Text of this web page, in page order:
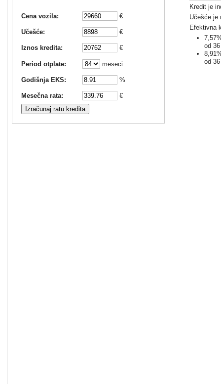
Cena vozila: €
Učešće: €
Iznos kredita: €
Period otplate: meseci
Godišnja EKS: %
Mesečna rata: €
Kredit je
Učešće je
Efektivna
od
od